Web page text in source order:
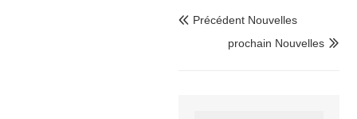
 Précédent Nouvelles

prochain Nouvelles